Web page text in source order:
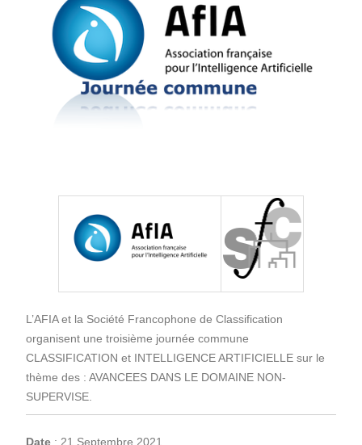
L’AFIA et la Société Francophone de Classification
organisent une troisième journée commune
CLASSIFICATION et INTELLIGENCE ARTIFICIELLE sur le
thème des : AVANCEES DANS LE DOMAINE NON-
SUPERVISE.
Date: 21 Septembre 2021